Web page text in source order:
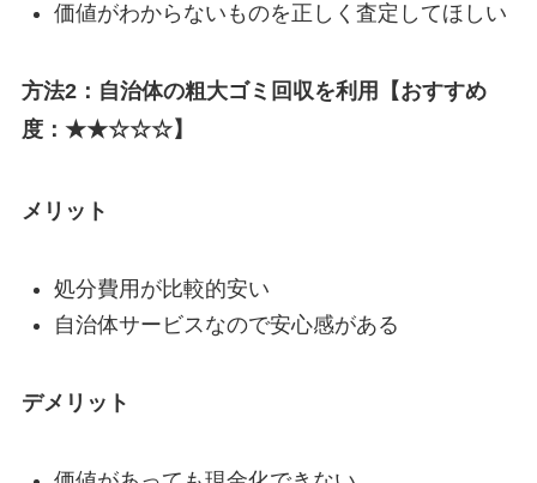
価値がわからないものを正しく査定してほしい
方法2：自治体の粗大ゴミ回収を利用【おすすめ
度：★★☆☆☆】
メリット
処分費用が比較的安い
自治体サービスなので安心感がある
デメリット